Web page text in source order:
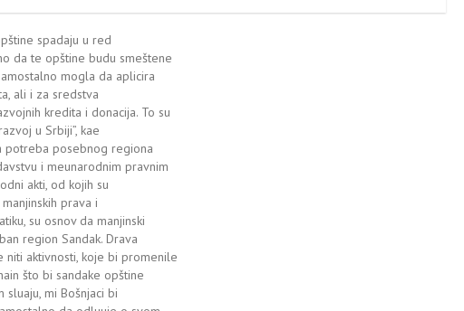
spadaju u red
da te opštine budu smeštene
mogla da aplicira
ali i za sredstva
kredita i donacija. To su
u Srbiji”, kae
potreba posebnog regiona
i meunarodnim pravnim
akti, od kojih su
prava i
su osnov da manjinski
region Sandak. Drava
niti aktivnosti, koje bi promenile
što bi sandake opštine
mi Bošnjaci bi